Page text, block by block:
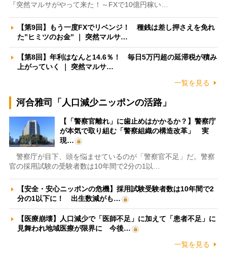
『突然マルサがやって来た！～FXで10億円稼い…
【第9回】もう一度FXでリベンジ！ 種銭は差し押さえを免れ
た”ヒミツのお金” ｜ 突然マルサ…
【第8回】年利はなんと14.6％！ 毎日5万円超の延滞税が積み
上がっていく ｜ 突然マルサ…
一覧を見る
河合雅司「人口減少ニッポンの活路」
【「警察官離れ」に歯止めはかかるか？】警察庁
が本気で取り組む「警察組織の構造改革」 実
現…
警察庁が目下、頭を悩ませているのが「警察官不足」だ。警察
官の採用試験の受験者数は10年間で2分の1以…
【安全・安心ニッポンの危機】採用試験受験者数は10年間で2
分の1以下に！ 出生数減がも…
【医療崩壊】人口減少で「医師不足」に加えて「患者不足」に
見舞われ地域医療が限界に 今後…
一覧を見る